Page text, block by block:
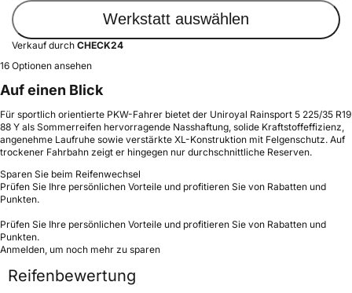
Werkstatt auswählen
Verkauf durch CHECK24
16 Optionen ansehen
Auf einen Blick
Für sportlich orientierte PKW-Fahrer bietet der Uniroyal Rainsport 5 225/35 R19
88 Y als Sommerreifen hervorragende Nasshaftung, solide Kraftstoffeffizienz,
angenehme Laufruhe sowie verstärkte XL-Konstruktion mit Felgenschutz. Auf
trockener Fahrbahn zeigt er hingegen nur durchschnittliche Reserven.
Sparen Sie beim Reifenwechsel
Prüfen Sie Ihre persönlichen Vorteile und profitieren Sie von Rabatten und
Punkten.
Prüfen Sie Ihre persönlichen Vorteile und profitieren Sie von Rabatten und
Punkten.
Anmelden, um noch mehr zu sparen
Reifenbewertung